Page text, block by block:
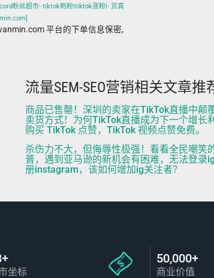
粉丝超市- tiktok刷粉|tiktok涨粉|- 货真
平台的下单信息保密,
流量SEM-SEO营销相关文章推
商品已售罄！深圳的卖家在TikTok直播中颠
卖货方式！为何TikTok直播成为下一个增长
购买 TikTok 点赞，TikTok 视频点赞免费。
杀伤力不大，但侮辱性极强！看看全民嘲笑
普，遇到亚马逊的新机会有困难，无法登录
册instagram，该如何增加ig关注者？
坐标
50,000+
商业价值